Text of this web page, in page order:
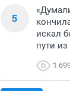
5
искал
пути
1